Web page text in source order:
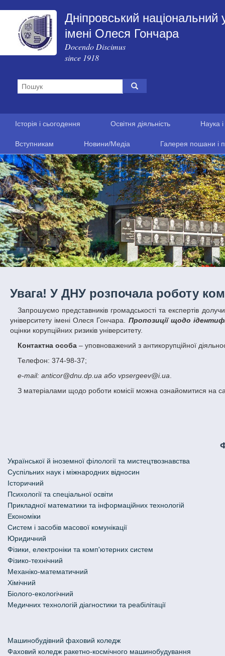
Дніпровський національний
імені Олеся Гончара
Docendo Discimus
since 1918
Історія і сьогодення Освітня діяльність Наука
Вступникам Новини/Медіа Галерея пошани і
Увага! У ДНУ розпочала роботу
Запрошуємо представників громадськості та експертів долучитися до оцінки корупційних ризиків у діяльності Дніпровського національного
університету імені Олеся Гончара. Пропозиції щодо
оцінки корупційних ризиків університету.
Контактна особа– уповноважений з антикорупційної
Телефон: 374-98-37;
e-mail: anticor@dnu.dp.ua або vpsergeev@i.ua
З матеріалами щодо роботи комісії можна ознайомитися на
Української й іноземної філології та мистецтвознавства
Cуспільних наук і міжнародних відносин
Історичний
Психології та спеціальної освіти
Прикладної математики та інформаційних технологій
Економіки
Систем і засобів масової комунікації
Юридичний
Фізики, електроніки та комп'ютерних систем
Фізико-технічний
Механіко-математичний
Хімічний
Біолого-екологічний
Медичних технологій діагностики та реабілітації
Машинобудівний фаховий коледж
Фаховий коледж ракетно-космічного машинобудування